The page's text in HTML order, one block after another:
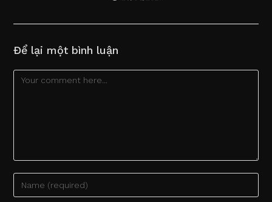
Để lại một bình luận
Comment
your